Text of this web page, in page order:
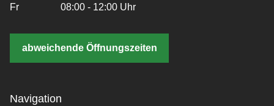
Fr
08:00 - 12:00 Uhr
abweichende Öffnungszeiten
Navigation